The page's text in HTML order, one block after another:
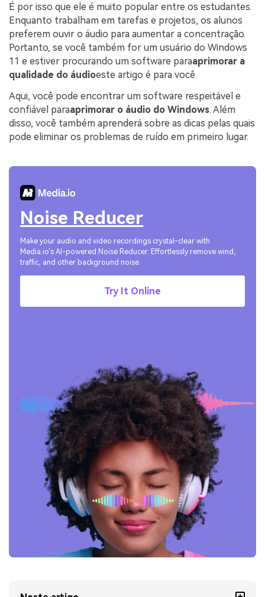
É por isso que ele é muito popular entre os estudantes.
Enquanto trabalham em tarefas e projetos, os alunos
preferem ouvir o áudio para aumentar a concentração.
Portanto, se você também for um usuário do Windows
11 e estiver procurando um software paraaprimorar a
qualidade do áudioeste artigo é para você.
Aqui, você pode encontrar um software respeitável e
confiável paraaprimorar o áudio do Windows. Além
disso, você também aprenderá sobre as dicas pelas quais
pode eliminar os problemas de ruído em primeiro lugar.
Noise Reducer
Make your audio and video recordings crystal-clear with
Media.io's AI-powered Noise Reducer. Effortlessly remove wind,
traffic, and other background noise.
Try It Online